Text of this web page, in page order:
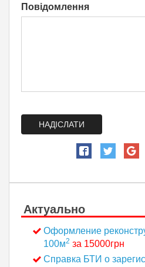
Повідомлення
НАДІСЛАТИ
Актуально
Оформление
100м2 за 15000грн
Справка БТИ о